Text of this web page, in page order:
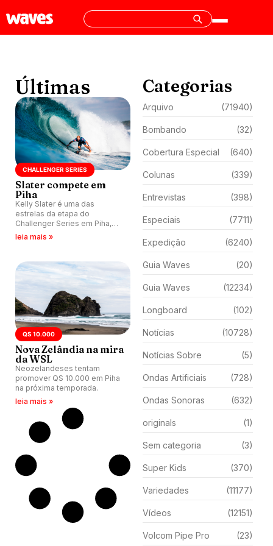
Últimas
CHALLENGER SERIES
Slater compete em
Piha
Kelly Slater é uma das
estrelas da etapa do
Challenger Series em Piha,
Nova Zelândia.
leia mais »
QS 10.000
Nova Zelândia na mira
da WSL
Neozelandeses tentam
promover QS 10.000 em Piha
na próxima temporada.
leia mais »
Categorias
Arquivo (71940)
Bombando (32)
Cobertura Especial (640)
Colunas (339)
Entrevistas (398)
Especiais (7711)
Expedição (6240)
Guia Waves (20)
Guia Waves (12234)
Longboard (102)
Notícias (10728)
Notícias Sobre (5)
Ondas Artificiais (728)
Ondas Sonoras (632)
originals (1)
Sem categoria (3)
Super Kids (370)
Variedades (11177)
Vídeos (12151)
Volcom Pipe Pro (23)